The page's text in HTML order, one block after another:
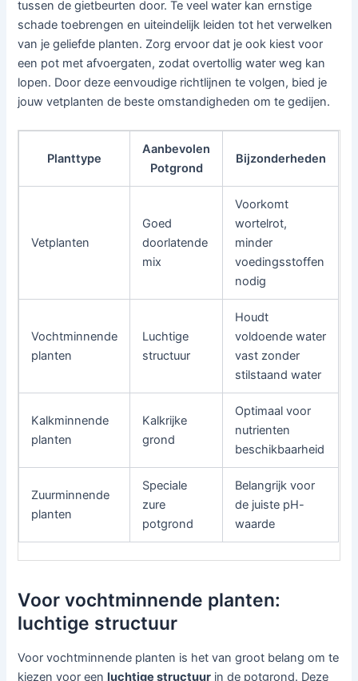
tussen de gietbeurten door. Te veel water kan ernstige
schade toebrengen en uiteindelijk leiden tot het verwelken
van je geliefde planten. Zorg ervoor dat je ook kiest voor
een pot met afvoergaten, zodat overtollig water weg kan
lopen. Door deze eenvoudige richtlijnen te volgen, bied je
jouw vetplanten de beste omstandigheden om te gedijen.
Planttype
Aanbevolen
Potgrond
Bijzonderheden
Vetplanten
Goed
doorlatende
mix
Voorkomt
wortelrot,
minder
voedingsstoffen
nodig
Vochtminnende
planten
Luchtige
structuur
Houdt
voldoende water
vast zonder
stilstaand water
Kalkminnende
planten
Kalkrijke
grond
Optimaal voor
nutrienten
beschikbaarheid
Zuurminnende
planten
Speciale
zure
potgrond
Belangrijk voor
de juiste pH-
waarde
Voor vochtminnende planten:
luchtige structuur
Voor vochtminnende planten is het van groot belang om te
kiezen voor een luchtige structuur in de potgrond. Deze